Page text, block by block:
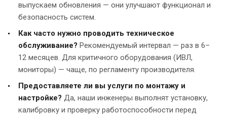
выпускаем обновления — они улучшают функционал и
безопасность систем.
Как часто нужно проводить техническое
обслуживание? Рекомендуемый интервал — раз в 6–
12 месяцев. Для критичного оборудования (ИВЛ,
мониторы) — чаще, по регламенту производителя.
Предоставляете ли вы услуги по монтажу и
настройке? Да, наши инженеры выполнят установку,
калибровку и проверку работоспособности перед